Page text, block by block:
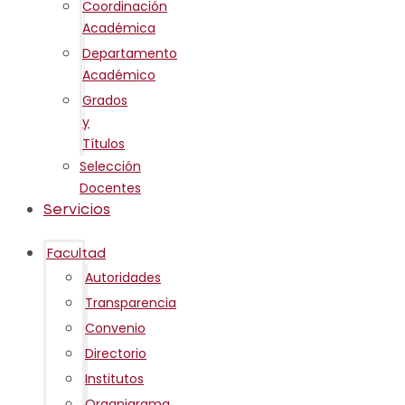
Coordinación
Académica
Departamento
Académico
Grados
y
Títulos
Selección
Docentes
Servicios
Facultad
Autoridades
Transparencia
Convenio
Directorio
Institutos